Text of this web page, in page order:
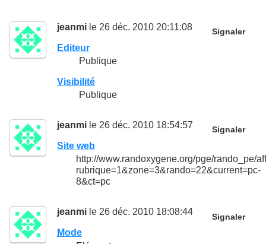
jeanmi le 26 déc. 2010 20:11:08 Signaler
Editeur
Publique
Visibilité
Publique
jeanmi le 26 déc. 2010 18:54:57 Signaler
Site web
http://www.randoxygene.org/pge/rando_pe/
rubrique=1&zone=3&rando=22&current=pc-
8&ct=pc
jeanmi le 26 déc. 2010 18:08:44 Signaler
Mode